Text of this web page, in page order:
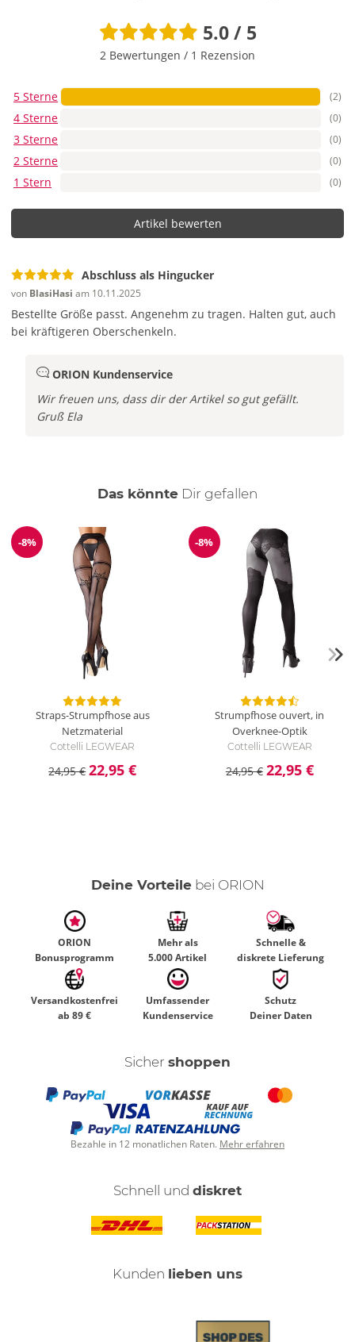
5.0 / 5
2 Bewertungen / 1 Rezension
5 Sterne (2)
4 Sterne (0)
3 Sterne (0)
2 Sterne (0)
1 Stern (0)
Artikel bewerten
Abschluss als Hingucker
von BlasiHasi am 10.11.2025
Bestellte Größe passt. Angenehm zu tragen. Halten gut, auch
bei kräftigeren Oberschenkeln.
ORION Kundenservice
Wir freuen uns, dass dir der Artikel so gut gefällt.
Gruß Ela
Das könnte Dir auch
gefallen
Reduzierung
-8%
Straps-Strumpfhose aus
Netzmaterial
Cottelli LEGWEAR
24,95 € 22,95 €
Reduzierung
-8%
Strumpfhose ouvert, in
Overknee-Optik
Cottelli LEGWEAR
24,95 € 22,95 €
Deine Vorteilebei ORION
ORION
Bonusprogramm
Mehr als
5.000 Artikel
Schnelle &
diskrete Lieferung
Versandkostenfrei
ab 89 €
Umfassender
Kundenservice
Schutz
Deiner Daten
Sicher shoppen
Bezahle in 12 monatlichen Raten. Mehr erfahren
Schnell und diskret
Kunden lieben uns